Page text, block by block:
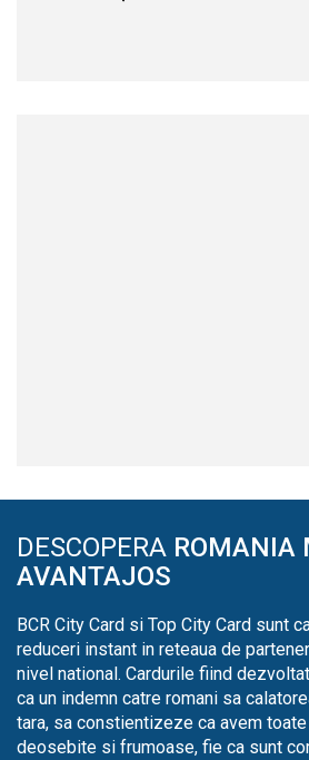
DESCOPERA ROMANIA
AVANTAJOS
BCR City Card si Top City Card sunt
reduceri instant in reteaua de
nivel national. Cardurile fiind
ca un indemn catre romani sa
tara, sa constientizeze ca avem
deosebite si frumoase, fie ca sunt